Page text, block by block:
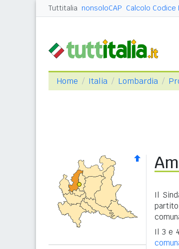
Tuttitalia nonsoloCAP Calcolo Codice
Home Italia Lombardia
Il
Il 3 e